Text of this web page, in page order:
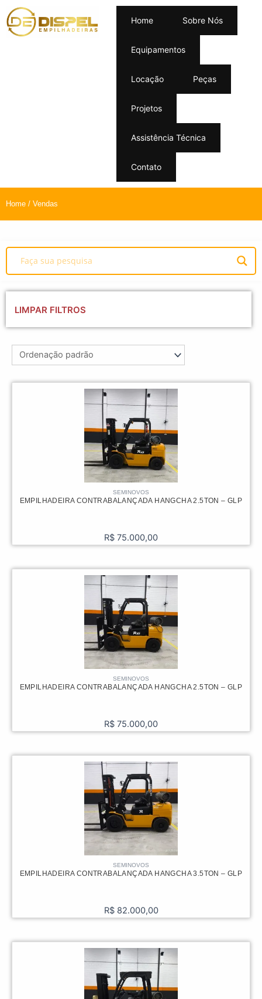
Home Sobre Nós
Equipamentos
Locação Peças
Projetos
Assistência Técnica
Contato
Home / Vendas
LIMPAR FILTROS
SEMINOVOS
EMPILHADEIRA CONTRABALANÇADA HANGCHA 2.5TON – GLP
R$ 75.000,00
SEMINOVOS
EMPILHADEIRA CONTRABALANÇADA HANGCHA 2.5TON – GLP
R$ 75.000,00
SEMINOVOS
EMPILHADEIRA CONTRABALANÇADA HANGCHA 3.5TON – GLP
R$82.000,00